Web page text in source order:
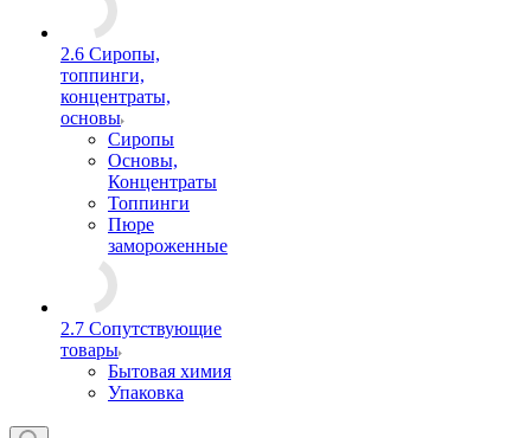
2.6 Сиропы,
топпинги,
концентраты,
основы
Сиропы
Основы,
Концентраты
Топпинги
Пюре
замороженные
2.7 Сопутствующие
товары
Бытовая химия
Упаковка